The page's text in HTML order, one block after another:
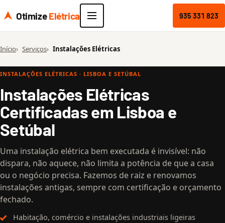
OtimizeElétrica 935 331 823
Início Serviços Instalações Elétricas
INSTALAÇÕES ELÉTRICAS · LISBOA E SETÚBAL
Instalações Elétricas
Certificadas em Lisboa e
Setúbal
Uma instalação elétrica bem executada é invisível: não
dispara, não aquece, não limita a potência de que a casa
ou o negócio precisa. Fazemos de raiz e renovamos
instalações antigas, sempre com certificação e orçamento
fechado.
Habitação, comércio e instalações industriais ligeiras